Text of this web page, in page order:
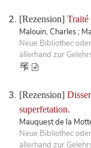
[Rezension] Traité
Malouin, Charles ;
Neue Bibliothec
allerhand zur
[Rezension]
superfetation.
Mauquest de la
Neue Bibliothec
allerhand zur